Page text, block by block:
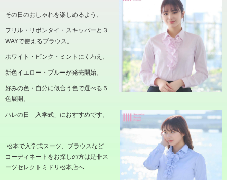
その日のおしゃれを楽しめるよう、
フリル・リボンタイ・スキッパーと３
WAYで使えるブラウス。
ホワイト・ピンク・ミントにくわえ、
新色イエロー・ブルーが発売開始。
好みの色・自分に似合う色で選べる５
色展開。
ハレの日「入学式」におすすめです。
松本で入学式スーツ、ブラウスなど
コーディネートをお探しの方は是非ス
ーツセレクトミドリ松本店へ